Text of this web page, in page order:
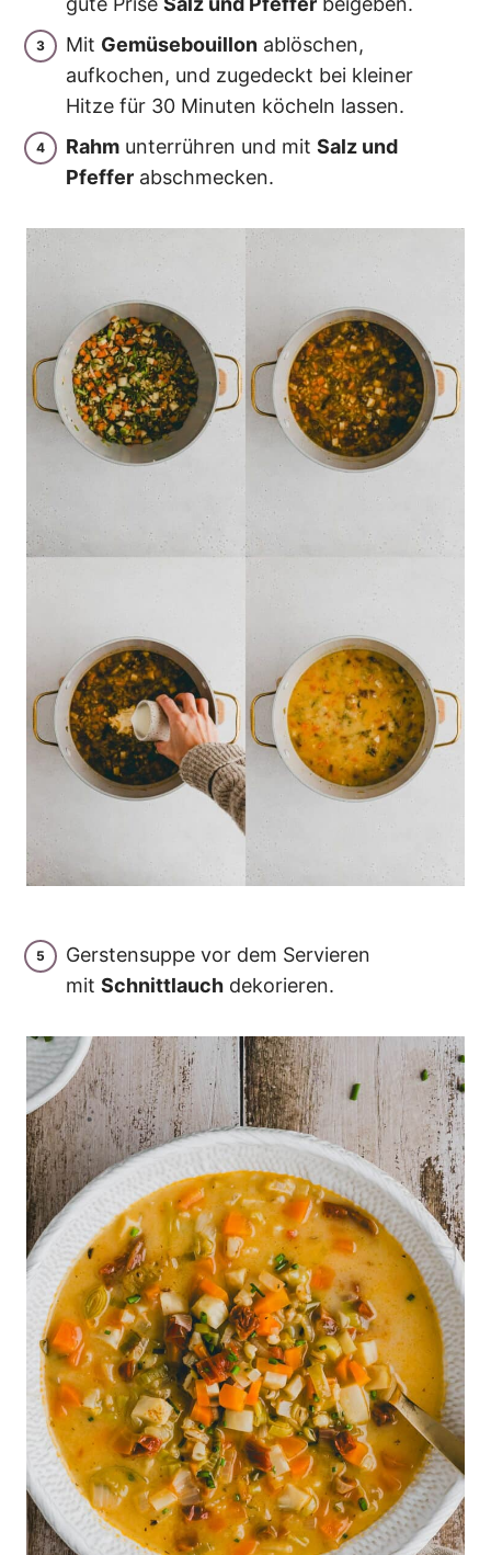
Mit Gemüsebouillon ablöschen,
aufkochen, und zugedeckt bei kleiner
Hitze für 30 Minuten köcheln lassen.
Rahm unterrühren und mit Salz und
Pfeffer abschmecken.
Gerstensuppe vor dem Servieren
mit Schnittlauch dekorieren.